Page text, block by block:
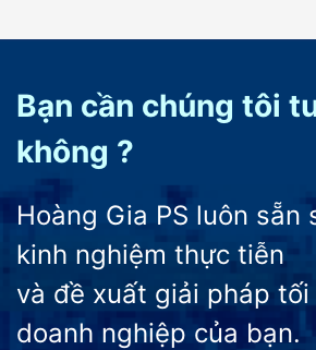
Bạn cần chúng tôi
không ?
Hoàng Gia PS luôn sẵn
kinh nghiệm thực tiễn
và đề xuất giải pháp
doanh nghiệp của bạn.